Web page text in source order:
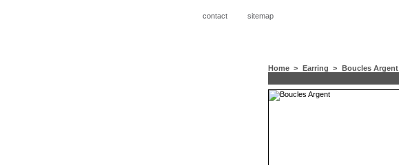
contact sitemap
Home > Earring > Boucles Argent